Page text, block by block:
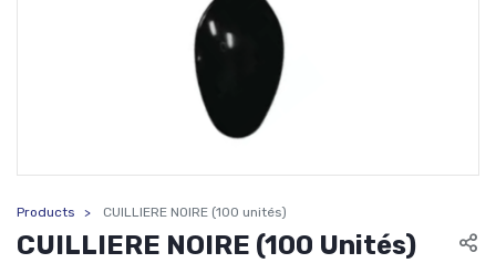
Products CUILLIERE NOIRE (100 unités)
CUILLIERE NOIRE (100 Unités)